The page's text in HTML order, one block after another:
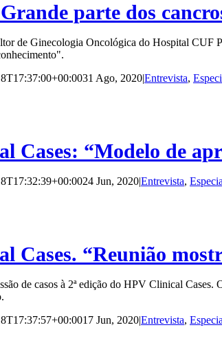
parte dos
de Ginecologia Oncológica do Hospital CUF
31 Ago, 2020|Entrevista,
Cases: “Modelo de
24 Jun, 2020|Entrevista,
Cases. “Reunião
de casos à 2ª edição do HPV Clinical
17 Jun, 2020|Entrevista,